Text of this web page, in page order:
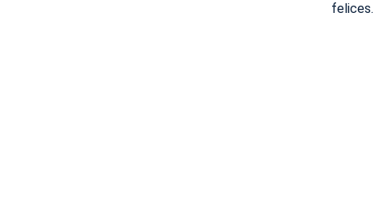
felices.